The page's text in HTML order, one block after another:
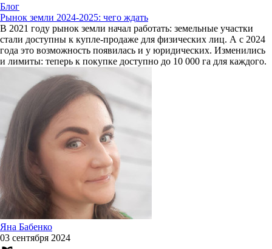
Блог
Рынок земли 2024-2025: чего ждать
В 2021 году рынок земли начал работать: земельные участки
стали доступны к купле-продаже для физических лиц. А с 2024
года это возможность появилась и у юридических. Изменились
и лимиты: теперь к покупке доступно до 10 000 га для каждого.
Яна Бабенко
03 сентября 2024